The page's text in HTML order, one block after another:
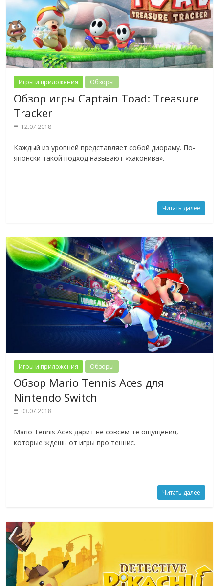
Игры и приложения Обзоры
Обзор игры Captain Toad: Treasure
Tracker
12.07.2018
Каждый из уровней представляет собой диораму. По-
японски такой подход называют «хаконива».
Читать далее
Игры и приложения Обзоры
Обзор Mario Tennis Aces для
Nintendo Switch
03.07.2018
Mario Tennis Aces дарит не совсем те ощущения,
которые ждешь от игры про теннис.
Читать далее